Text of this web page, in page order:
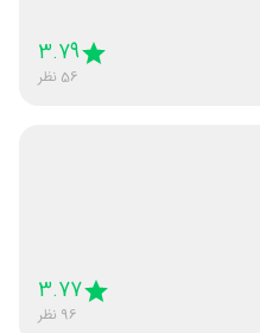
3.79
56 نظر
3.77
96 نظر